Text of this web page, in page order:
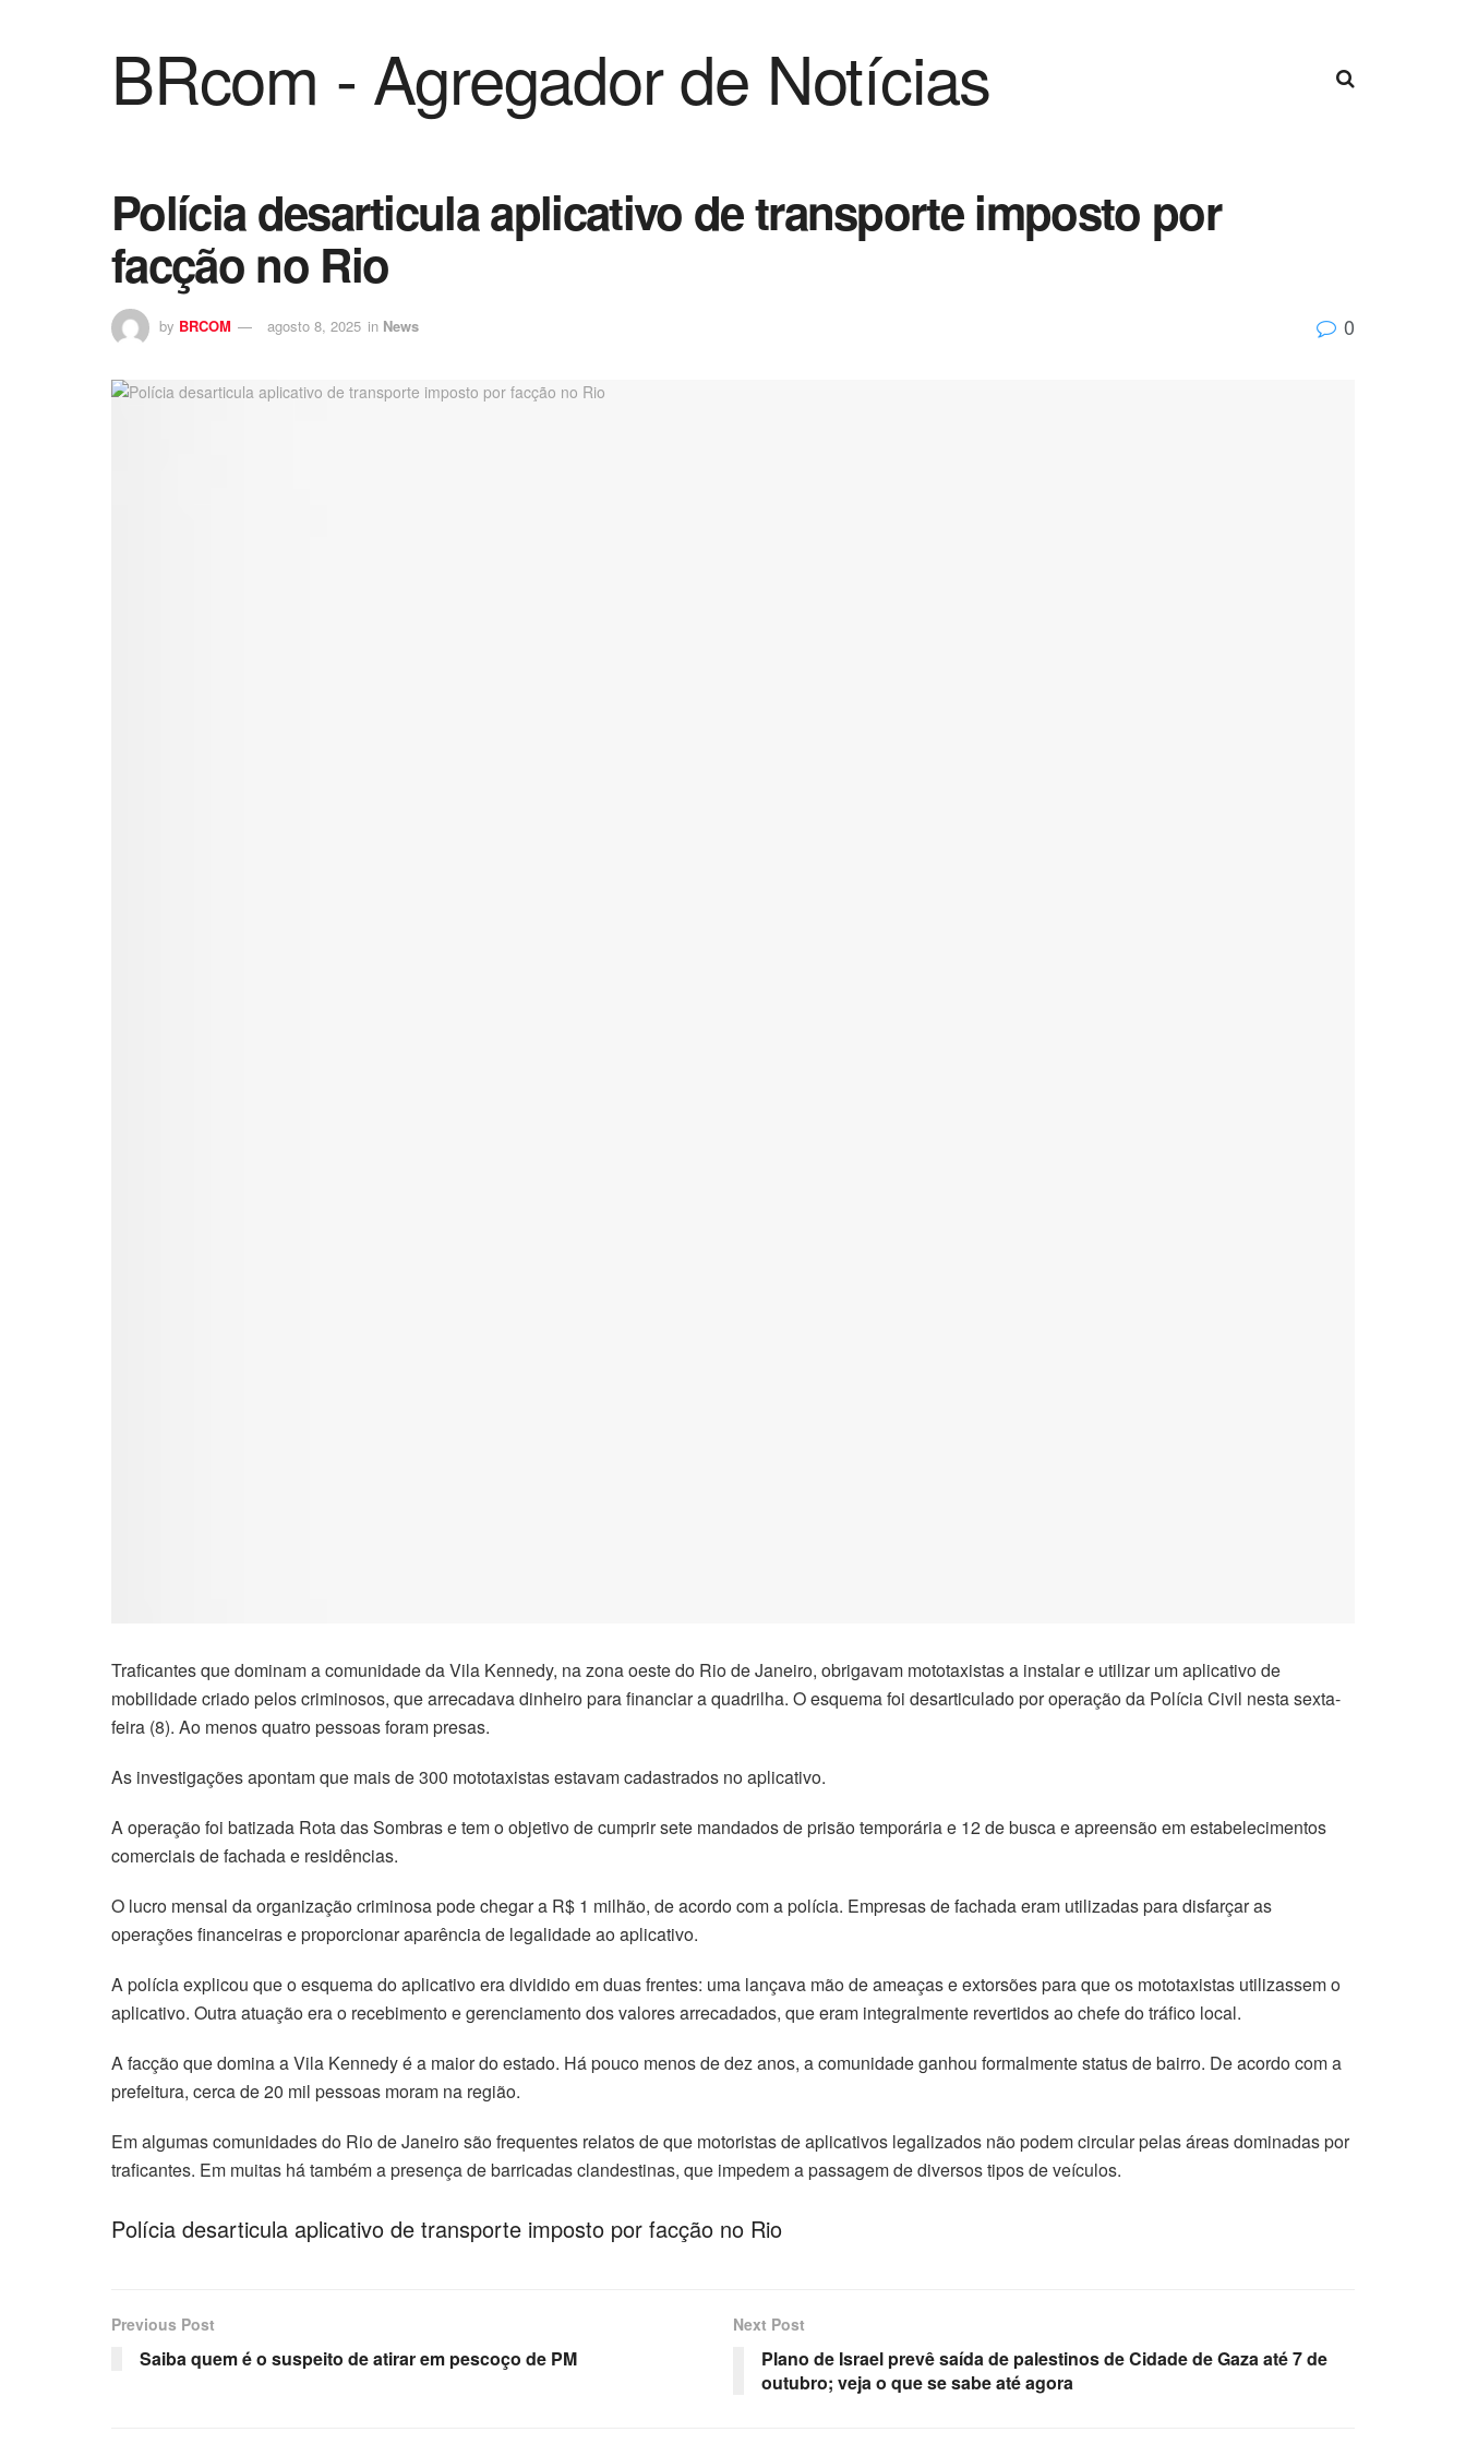
BRcom - Agregador de Notícias
Polícia desarticula aplicativo de transporte imposto por
facção no Rio
by BRCOM agosto 8, 2025 in News 0
Traficantes que dominam a comunidade da Vila Kennedy, na zona oeste do Rio de Janeiro, obrigavam mototaxistas a instalar e utilizar um aplicativo de
mobilidade criado pelos criminosos, que arrecadava dinheiro para financiar a quadrilha. O esquema foi desarticulado por operação da Polícia Civil nesta sexta-
feira (8). Ao menos quatro pessoas foram presas.
As investigações apontam que mais de 300 mototaxistas estavam cadastrados no aplicativo.
A operação foi batizada Rota das Sombras e tem o objetivo de cumprir sete mandados de prisão temporária e 12 de busca e apreensão em estabelecimentos
comerciais de fachada e residências.
O lucro mensal da organização criminosa pode chegar a R$ 1 milhão, de acordo com a polícia. Empresas de fachada eram utilizadas para disfarçar as
operações financeiras e proporcionar aparência de legalidade ao aplicativo.
A polícia explicou que o esquema do aplicativo era dividido em duas frentes: uma lançava mão de ameaças e extorsões para que os mototaxistas utilizassem o
aplicativo. Outra atuação era o recebimento e gerenciamento dos valores arrecadados, que eram integralmente revertidos ao chefe do tráfico local.
A facção que domina a Vila Kennedy é a maior do estado. Há pouco menos de dez anos, a comunidade ganhou formalmente status de bairro. De acordo com a
prefeitura, cerca de 20 mil pessoas moram na região.
Em algumas comunidades do Rio de Janeiro são frequentes relatos de que motoristas de aplicativos legalizados não podem circular pelas áreas dominadas por
traficantes. Em muitas há também a presença de barricadas clandestinas, que impedem a passagem de diversos tipos de veículos.
Polícia desarticula aplicativo de transporte imposto por facção no Rio
Previous Post
Saiba quem é o suspeito de atirar em pescoço de PM
Next Post
Plano de Israel prevê saída de palestinos de Cidade de Gaza até 7 de
outubro; veja o que se sabe até agora